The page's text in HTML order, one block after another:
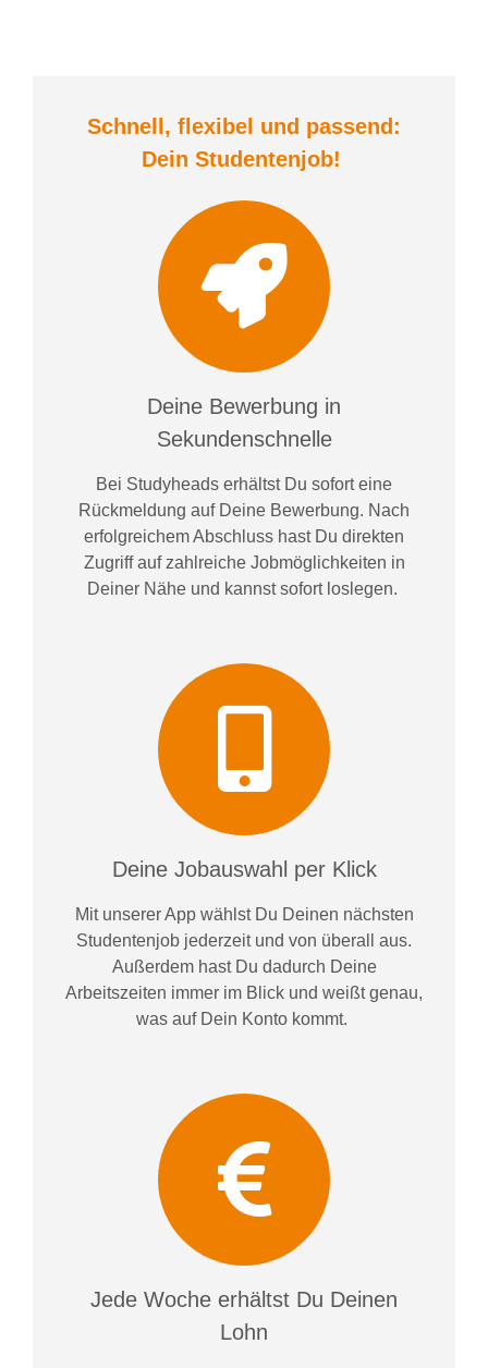
Schnell, flexibel und passend:
Dein Studentenjob!
Deine Bewerbung in
Sekundenschnelle
Bei Studyheads erhältst Du sofort eine
Rückmeldung auf Deine Bewerbung. Nach
erfolgreichem Abschluss hast Du direkten
Zugriff auf zahlreiche Jobmöglichkeiten in
Deiner Nähe und kannst sofort loslegen.
Deine Jobauswahl per Klick
Mit unserer App wählst Du Deinen nächsten
Studentenjob jederzeit und von überall aus.
Außerdem hast Du dadurch Deine
Arbeitszeiten immer im Blick und weißtgenau,
was auf Dein Konto kommt.
Jede Woche erhältst Du Deinen
Lohn